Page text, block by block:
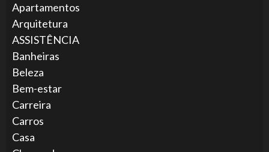
Apartamentos
Arquitetura
ASSISTÊNCIA
Banheiras
Beleza
Bem-estar
Carreira
Carros
Casa